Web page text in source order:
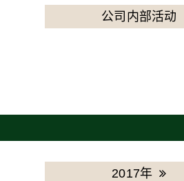
公司内部活动
2017年